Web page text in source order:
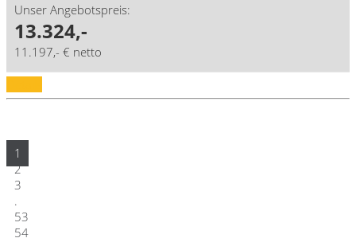
Unser Angebotspreis:
13.324,-
11.197,- € netto
1
2
3
.
53
54